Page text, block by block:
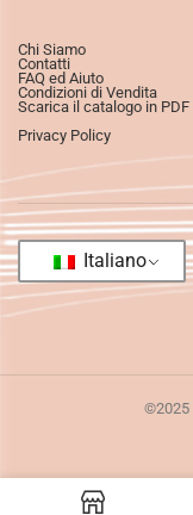
Chi Siamo
Contatti
FAQ ed Aiuto
Condizioni di Vendita
Scarica il catalogo in PDF
Privacy Policy
Italiano
©2025